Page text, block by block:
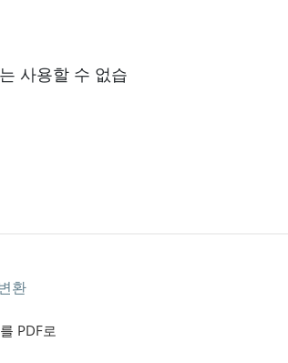
사용할 수 없습
환
PDF로